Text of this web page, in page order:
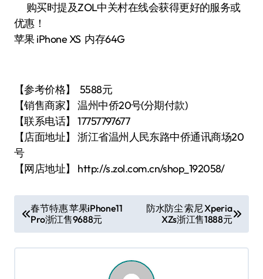
购买时提及ZOL中关村在线会获得更好的服务或
优惠！
苹果 iPhone XS 内存64G
【参考价格】 5588元
【销售商家】 温州中侨20号(分期付款)
【联系电话】 17757797677
【店面地址】 浙江省温州人民东路中侨通讯商场20
号
【网店地址】 http://s.zol.com.cn/shop_192058/
章
导
春节特惠 苹果iPhone11
Pro浙江售9688元
防水防尘 索尼 Xperia
XZs浙江售1888元